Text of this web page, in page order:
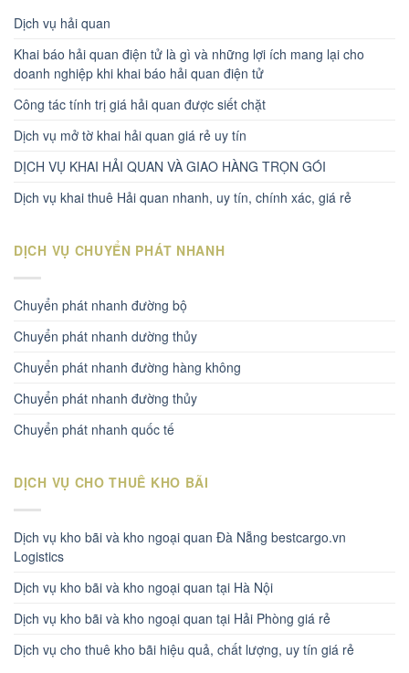
Dịch vụ hải quan
Khai báo hải quan điện tử là gì và những lợi ích mang lại cho
doanh nghiệp khi khai báo hải quan điện tử
Công tác tính trị giá hải quan được siết chặt
Dịch vụ mở tờ khai hải quan giá rẻ uy tín
DỊCH VỤ KHAI HẢI QUAN VÀ GIAO HÀNG TRỌN GÓI
Dịch vụ khai thuê Hải quan nhanh, uy tín, chính xác, giá rẻ
DỊCH VỤ CHUYỂN PHÁT NHANH
Chuyển phát nhanh đường bộ
Chuyển phát nhanh dường thủy
Chuyển phát nhanh đường hàng không
Chuyển phát nhanh đường thủy
Chuyển phát nhanh quốc tế
DỊCH VỤ CHO THUÊ KHO BÃI
Dịch vụ kho bãi và kho ngoại quan Đà Nẵng bestcargo.vn
Logistics
Dịch vụ kho bãi và kho ngoại quan tại Hà Nội
Dịch vụ kho bãi và kho ngoại quan tại Hải Phòng giá rẻ
Dịch vụ cho thuê kho bãi hiệu quả, chất lượng, uy tín giá rẻ